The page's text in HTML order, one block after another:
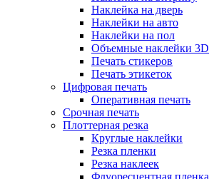
Наклейка на дверь
Наклейки на авто
Наклейки на пол
Объемные наклейки 3D
Печать стикеров
Печать этикеток
Цифровая печать
Оперативная печать
Срочная печать
Плоттерная резка
Круглые наклейки
Резка пленки
Резка наклеек
Флуоресцентная пленка